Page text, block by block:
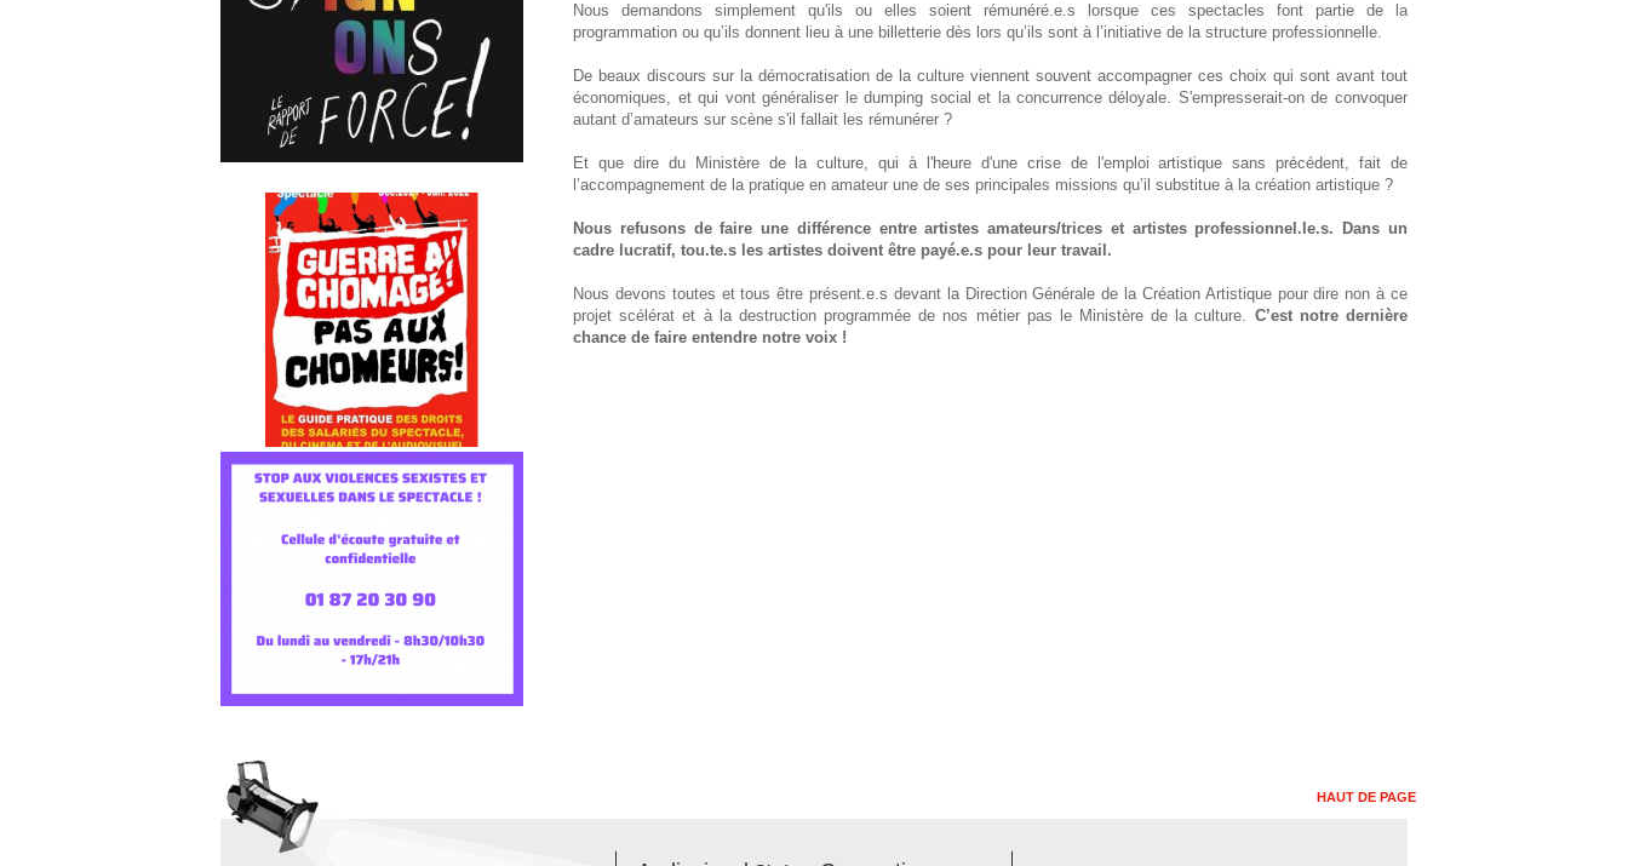
Nous demandons simplement qu'ils ou elles soient rémunéré.e.s lorsque ces spectacles font partie de la
programmation ou qu’ils donnent lieu à une billetterie dès lors qu’ils sont à l’initiative de la structure professionnelle.
De beaux discours sur la démocratisation de la culture viennent souvent accompagner ces choix qui sont avant tout
économiques, et qui vont généraliser le dumping social et la concurrence déloyale. S'empresserait-on de convoquer
autant d’amateurs sur scène s'il fallait les rémunérer ?
Et que dire du Ministère de la culture, qui à l'heure d'une crise de l'emploi artistique sans précédent, fait de
l’accompagnement de la pratique en amateur une de ses principales missions qu’il substitue à la création artistique ?
Nous refusons de faire une différence entre artistes amateurs/trices et artistes professionnel.le.s. Dans un
cadre lucratif, tou.te.s les artistes doivent être payé.e.s pour leur travail.
Nous devons toutes et tous être présent.e.s devant la Direction Générale de la Création Artistique pour dire non à ce
projet scélérat et à la destruction programmée de nos métier pas le Ministère de la culture. C’est notre dernière
chance de faire entendre notre voix !
HAUT DE PAGE